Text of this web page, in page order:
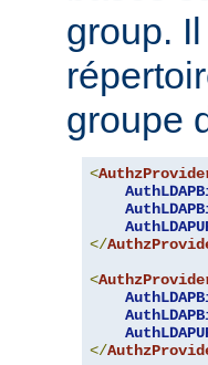
group.
groupe
<
</
<
</